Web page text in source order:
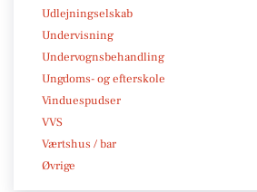
Udlejningselskab
Undervisning
Undervognsbehandling
Ungdoms- og efterskole
Vinduespudser
VVS
Værtshus / bar
Øvrige